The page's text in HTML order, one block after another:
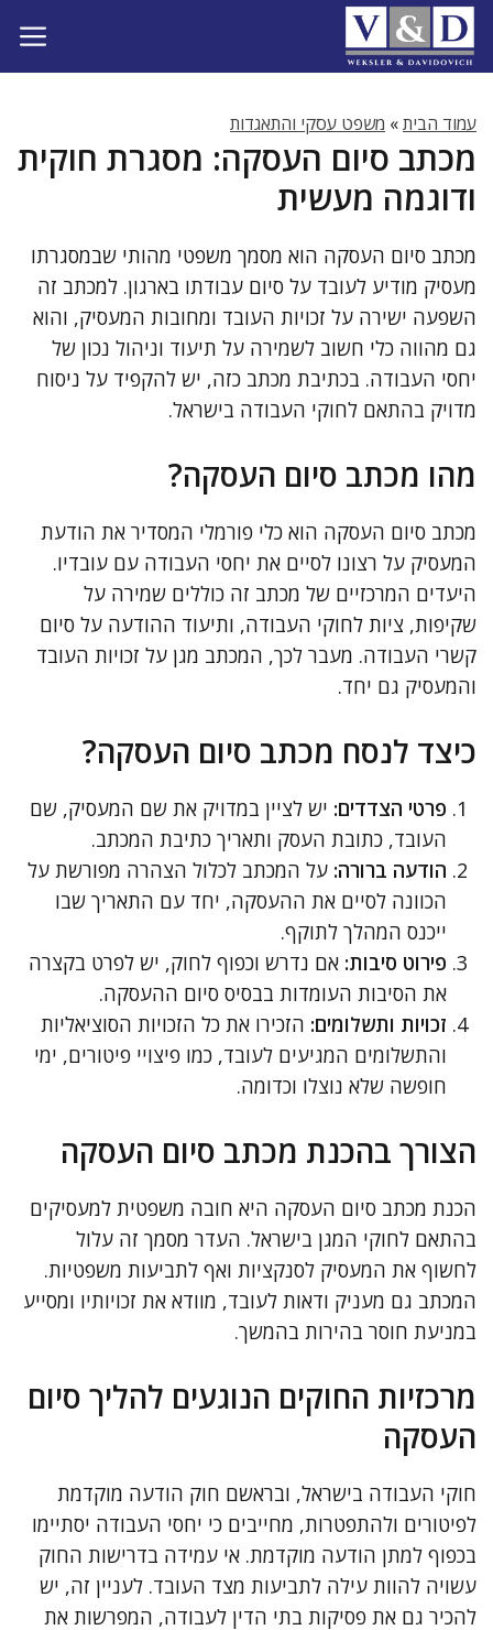
לדלג
לתוכן
עמוד הבית» משפט עסקי והתאגדות
מכתב סיום העסקה: מסגרת חוקית
ודוגמה מעשית
מכתב סיום העסקה הוא מסמך משפטי מהותי שבמסגרתו
מעסיק מודיע לעובד על סיום עבודתו בארגון. למכתב זה
השפעה ישירה על זכויות העובד ומחובות המעסיק, והוא
גם מהווה כלי חשוב לשמירה על תיעוד וניהול נכון של
יחסי העבודה. בכתיבת מכתב כזה, יש להקפיד על ניסוח
מדויק בהתאם לחוקי העבודה בישראל.
מהו מכתב סיום העסקה?
מכתב סיום העסקה הוא כלי פורמלי המסדיר את הודעת
המעסיק על רצונו לסיים את יחסי העבודה עם עובדיו.
היעדים המרכזיים של מכתב זה כוללים שמירה על
שקיפות, ציות לחוקי העבודה, ותיעוד ההודעה על סיום
קשרי העבודה. מעבר לכך, המכתב מגן על זכויות העובד
והמעסיק גם יחד.
כיצד לנסח מכתב סיום העסקה?
פרטי הצדדים: יש לציין במדויק את שם המעסיק, שם
העובד, כתובת העסק ותאריך כתיבת המכתב.
הודעה ברורה: על המכתב לכלול הצהרה מפורשת על
הכוונה לסיים את ההעסקה, יחד עם התאריך שבו
ייכנס המהלך לתוקף.
פירוט סיבות: אם נדרש וכפוף לחוק, יש לפרט בקצרה
את הסיבות העומדות בבסיס סיום ההעסקה.
זכויות ותשלומים: הזכירו את כל הזכויות הסוציאליות
והתשלומים המגיעים לעובד, כמו פיצויי פיטורים, ימי
חופשה שלא נוצלו וכדומה.
הצורך בהכנת מכתב סיום העסקה
הכנת מכתב סיום העסקה היא חובה משפטית למעסיקים
בהתאם לחוקי המגן בישראל. העדר מסמך זה עלול
לחשוף את המעסיק לסנקציות ואף לתביעות משפטיות.
המכתב גם מעניק ודאות לעובד, מוודא את זכויותיו ומסייע
במניעת חוסר בהירות בהמשך.
מרכזיות החוקים הנוגעים להליך סיום
העסקה
חוקי העבודה בישראל, ובראשם חוק הודעה מוקדמת
לפיטורים ולהתפטרות, מחייבים כי יחסי העבודה יסתיימו
בכפוף למתן הודעה מוקדמת. אי עמידה בדרישות החוק
עשויה להוות עילה לתביעות מצד העובד. לעניין זה, יש
להכיר גם את פסיקות בתי הדין לעבודה, המפרשות את